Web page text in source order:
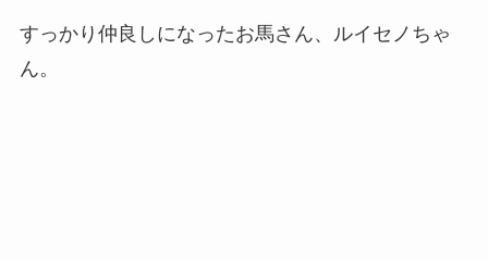
すっかり仲良しになったお馬さん、ルイセノちゃ
ん。